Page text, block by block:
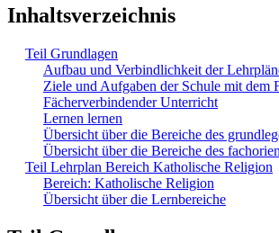
Inhaltsverzeichnis
Teil Grundlagen
Aufbau und Verbindlichkeit der
Ziele und Aufgaben der Schule mit
Fächerverbindender Unterricht
Lernen lernen
Übersicht über die Bereiche des
Übersicht über die Bereiche des
Teil Lehrplan Bereich Katholische Religion
Bereich: Katholische Religion
Übersicht über die Lernbereiche